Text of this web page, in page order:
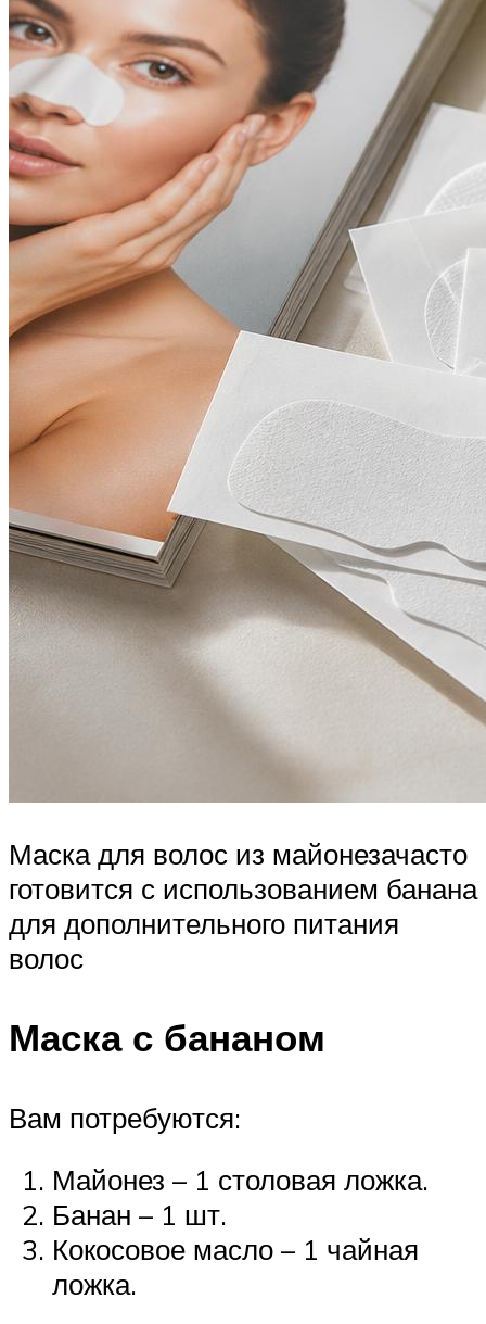
Маска для волос из майонезачасто
готовится с использованием банана
для дополнительного питания
волос
Маска с бананом
Вам потребуются:
Майонез – 1 столовая ложка.
Банан – 1 шт.
Кокосовое масло – 1 чайная
ложка.